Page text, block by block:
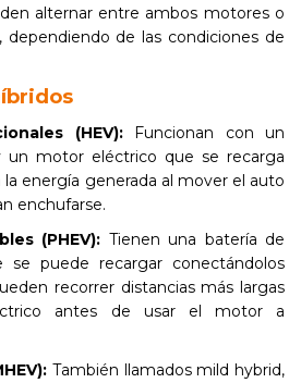
alternar entre ambos motores o
dependiendo de las condiciones de
(HEV):Funcionan con un
un motor eléctrico que se recarga
energía generada al mover el auto
enchufarse.
(PHEV): Tienen una batería de
se puede recargar conectándolos
recorrer distancias más largas
antes de usar el motor a
También llamados mild hybrid,